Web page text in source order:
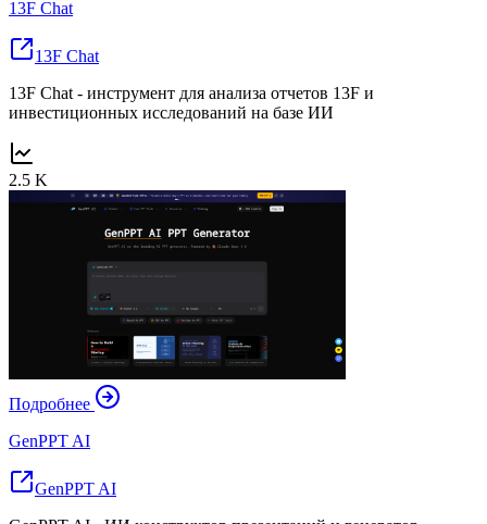
13F Chat
13F Chat
13F Chat - инструмент для анализа отчетов 13F и
инвестиционных исследований на базе ИИ
2.5 K
Подробнее
GenPPT AI
GenPPT AI